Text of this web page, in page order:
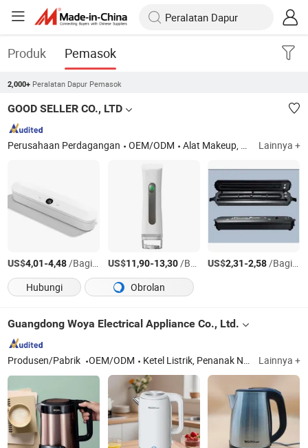
Produk Pemasok
2,000+ Peralatan Dapur Pemasok
GOOD SELLER CO., LTD
Perusahaan Perdagangan OEM/ODM Alat Makeup, Tenda, Payung, Vakum Termo, Jam Dinding Lainnya +
US$4,01-4,48/Bagian US$11,90-13,30/Bagian US$2,31-2,58/Bagian
Hubungi
Obrolan
Guangdong Woya Electrical Appliance Co., Ltd.
Produsen/Pabrik OEM/ODM Ketel Listrik, Penanak Nasi Listrik, Penanak Nasi Komersial, Pemanas Nasi Catering, Pemanas Nasi Komersial, Panci Presto Lainnya +